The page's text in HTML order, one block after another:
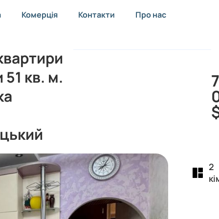
Комерція Контакти Про нас
51 кв. м.
2